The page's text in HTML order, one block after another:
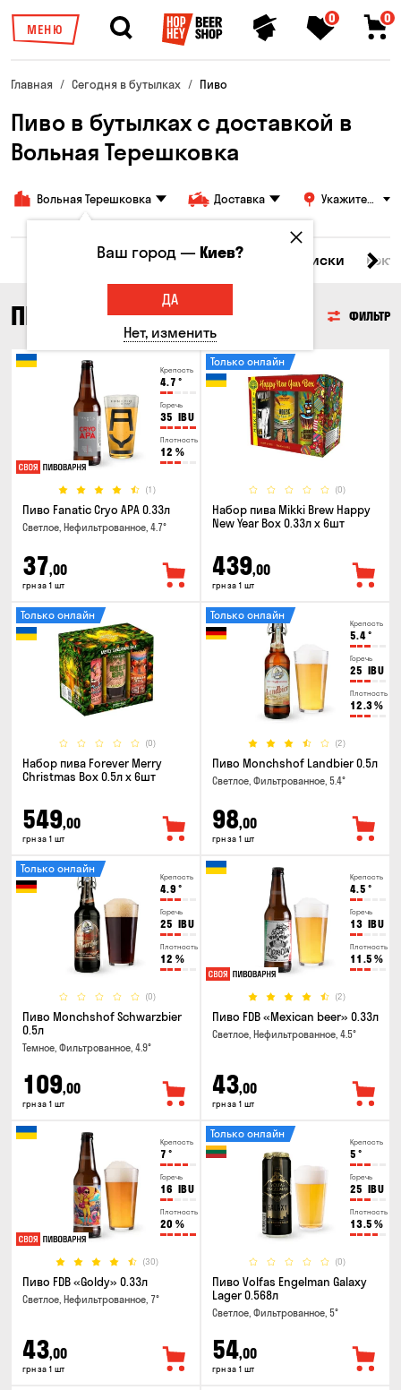
МЕНЮ
0 0
Главная Сегодня в бутылках Пиво
Пиво в бутылках с доставкой в
Вольная Терешковка
Вольная Терешковка Доставка
Укажите
Все товары Пиво Сидр Виски
ПИВО ФИЛЬТР
Крепость
4.7 °
Горечь
35 IBU
Плотность
12 %
(1)
Пиво Fanatic Cryo APA 0.33л
Светлое, Нефильтрованное, 4.7°
37,00
грн за 1 шт
(0)
Только онлайн
Набор пива Mikki Brew Happy
New Year Box 0.33л x 6шт
439,00
грн за 1 шт
(0)
Только онлайн
Набор пива Forever Merry
Christmas Box 0.5л x 6шт
549,00
грн за 1 шт
Крепость
5.4°
Горечь
25 IBU
Плотность
12.3%
(2)
Только онлайн
Пиво Monchshof Landbier 0.5л
Светлое, Фильтрованное, 5.4°
98,00
грн за 1 шт
Крепость
4.9 °
Горечь
25 IBU
Плотность
12 %
(0)
Только онлайн
Пиво Monchshof Schwarzbier
0.5л
Темное, Фильтрованное, 4.9°
109,00
грн за 1 шт
Крепость
4.5 °
Горечь
13 IBU
Плотность
11.5 %
(2)
Пиво FDB «Mexican beer» 0.33л
Светлое, Нефильтрованное, 4.5°
43,00
грн за 1 шт
Крепость
7 °
Горечь
16 IBU
Плотность
20 %
(30)
Пиво FDB «Goldy» 0.33л
Светлое, Нефильтрованное, 7°
43,00
грн за 1 шт
Крепость
5 °
Горечь
25 IBU
Плотность
13.5 %
(0)
Только онлайн
Пиво Volfas Engelman Galaxy
Lager 0.568л
Светлое, Фильтрованное, 5°
54,00
грн за 1 шт
Ваш город —Киев?
ДА
Нет, изменить